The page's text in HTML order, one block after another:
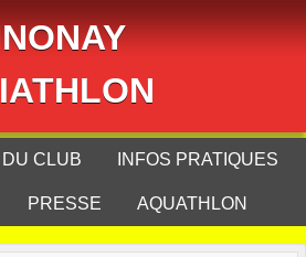
DU CLUB INFOS PRATIQUES
PRESSE AQUATHLON